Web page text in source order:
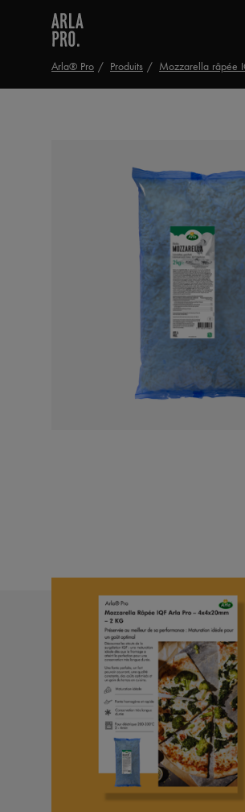
Arla® Pro Produits Mozzarella râpée